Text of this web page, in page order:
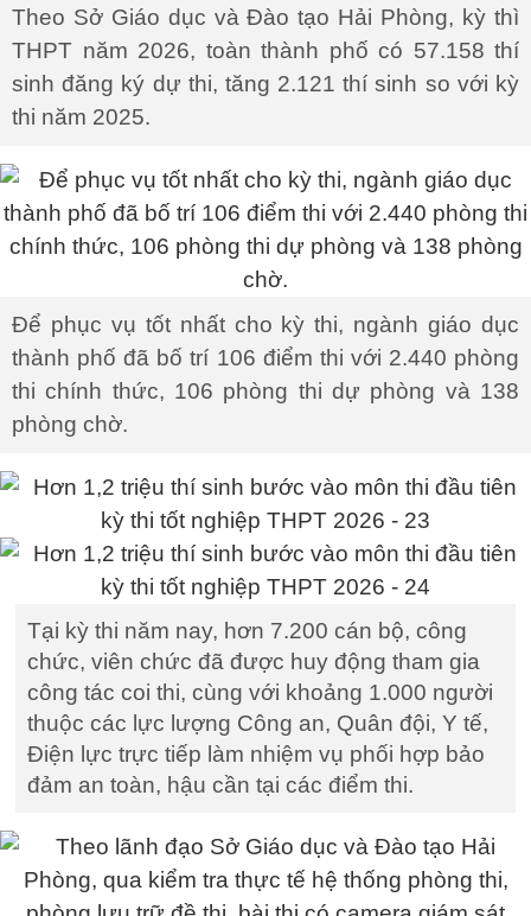
Theo Sở Giáo dục và Đào tạo Hải Phòng, kỳ thì
THPT năm 2026, toàn thành phố có 57.158 thí
sinh đăng ký dự thi, tăng 2.121 thí sinh so với kỳ
thi năm 2025.
Để phục vụ tốt nhất cho kỳ thi, ngành giáo dục
thành phố đã bố trí 106 điểm thi với 2.440 phòng
thi chính thức, 106 phòng thi dự phòng và 138
phòng chờ.
Tại kỳ thi năm nay, hơn 7.200 cán bộ, công
chức, viên chức đã được huy động tham gia
công tác coi thi, cùng với khoảng 1.000 người
thuộc các lực lượng Công an, Quân đội, Y tế,
Điện lực trực tiếp làm nhiệm vụ phối hợp bảo
đảm an toàn, hậu cần tại các điểm thi.